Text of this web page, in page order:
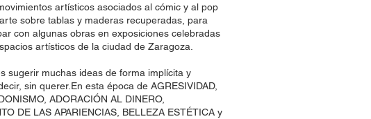
artísticos asociados al cómic y al pop
sobre tablas y maderas recuperadas, para
con algunas obras en exposiciones celebradas
artísticos de la ciudad de Zaragoza.
sugerir muchas ideas de forma implícita y
sin querer.En esta época de AGRESIVIDAD,
ADORACIÓN AL DINERO,
DE LAS APARIENCIAS, BELLEZA ESTÉTICA y